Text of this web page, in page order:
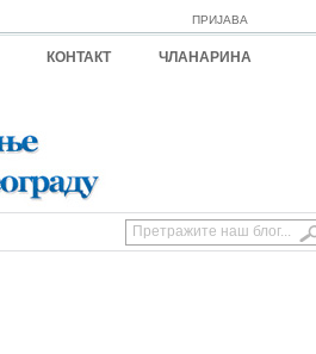
ПРИЈАВА
КОНТАКТ
ЧЛАНАРИНА